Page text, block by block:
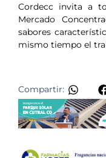
Cordecc invita a
Mercado
sabores
mismo tiempo el
Compartir: